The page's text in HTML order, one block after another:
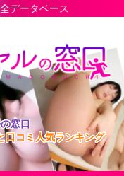
窓口
口コミ人気ランキング